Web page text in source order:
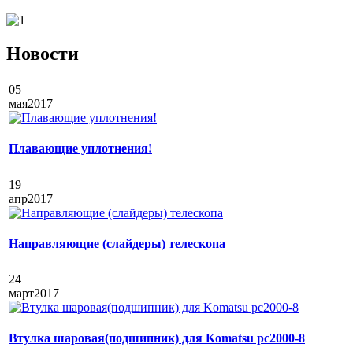
Новости
05
мая2017
Плавающие уплотнения!
19
апр2017
Направляющие (слайдеры) телескопа
24
март2017
Втулка шаровая(подшипник) для Komatsu pc2000-8